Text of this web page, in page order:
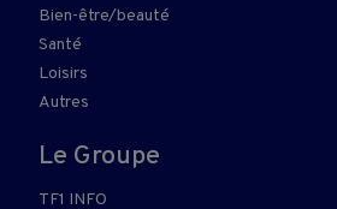
Bien-être/beauté
Santé
Loisirs
Autres
Le Groupe
TF1 INFO